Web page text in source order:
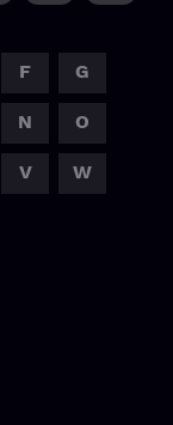
F G
N O
V W